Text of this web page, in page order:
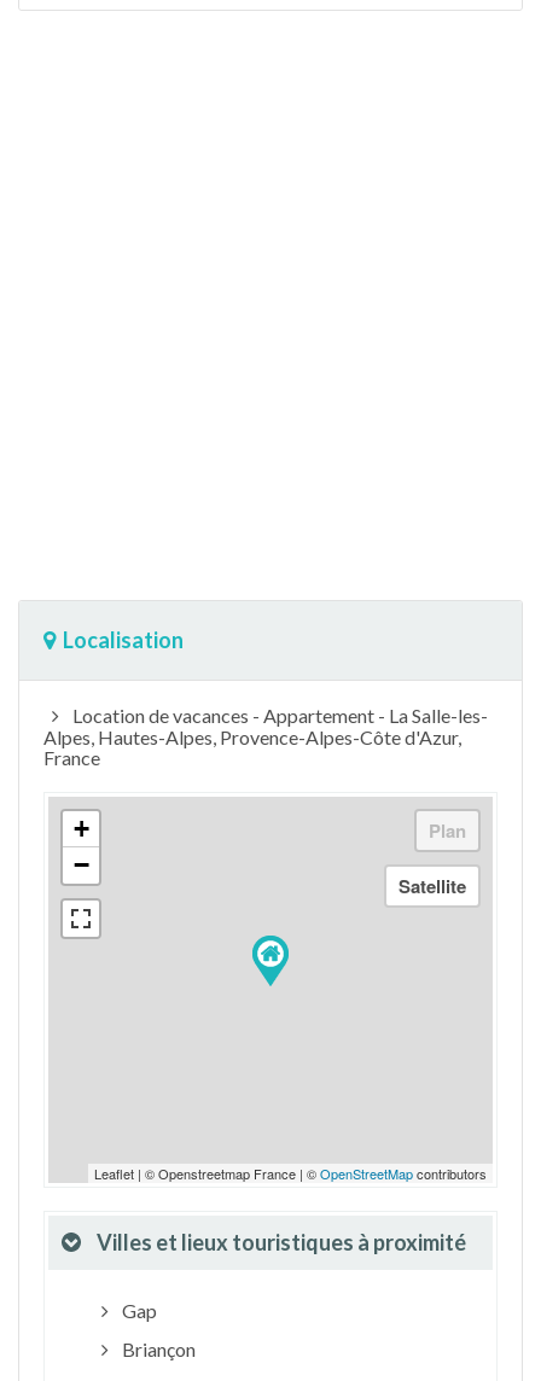
Localisation
Location de vacances - Appartement - La Salle-les-
Alpes, Hautes-Alpes, Provence-Alpes-Côte d'Azur,
France
+
−
Leaflet | © Openstreetmap France | ©OpenStreetMapcontributors
Villes et lieux touristiques à proximité
Gap
Briançon